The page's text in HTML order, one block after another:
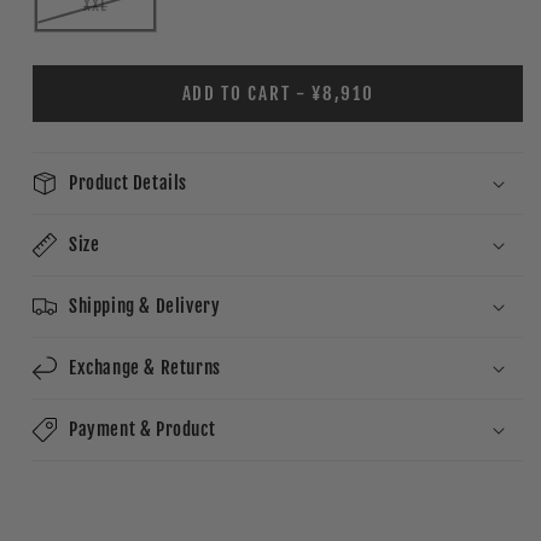
XXL
ADD TO CART - ¥8,910
Product Details
Size
Shipping & Delivery
Exchange & Returns
Payment & Product